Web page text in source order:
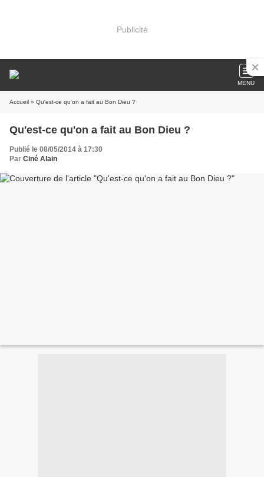
Publicité
MENU
Accueil » Qu'est-ce qu'on a fait au Bon Dieu ?
Qu'est-ce qu'on a fait au Bon Dieu ?
Publié le 08/05/2014 à 17:30
Par Ciné Alain